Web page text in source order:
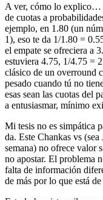
A ver, cómo lo explico…
de cuotas a
ejemplo, en 1.80 (un
1), eso te da 1/1.80 =
el empate se ofreciera a
estuviera 4.75, 1/4.75 =
clásico de un overround
pesado cuando tú no
esas sean las cuotas del
a entusiasmar, mínimo
Mi tesis no es simpática
da. Este Chankas vs
semana) no ofrece valor
no apostar. El problema
falta de información
de más por lo que está